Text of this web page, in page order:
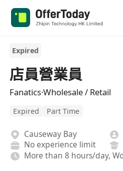
Expired
店員營業員
Fanatics·Wholesale / Retail
Expired Part Time
Causeway Bay
No experience limit